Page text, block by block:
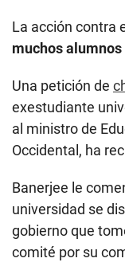
La acción contra
muchos
Una petición de
exestudiante
al ministro de
Occidental, ha
Banerjee le
universidad se
gobierno que
comité por su